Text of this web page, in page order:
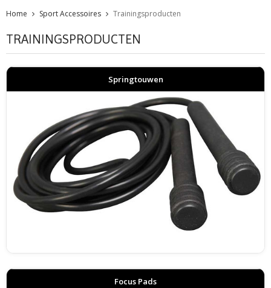
Home Sport Accessoires Trainingsproducten
TRAININGSPRODUCTEN
Springtouwen
Focus Pads